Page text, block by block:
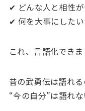
✔ どんな人と相性
✔ 何を大事にした
これ、言語化できま
昔の武勇伝は語れる
“今の自分”は語れな